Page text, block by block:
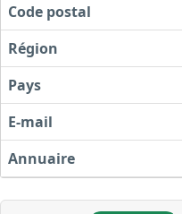
Code postal
Région
Pays
E-mail
Annuaire